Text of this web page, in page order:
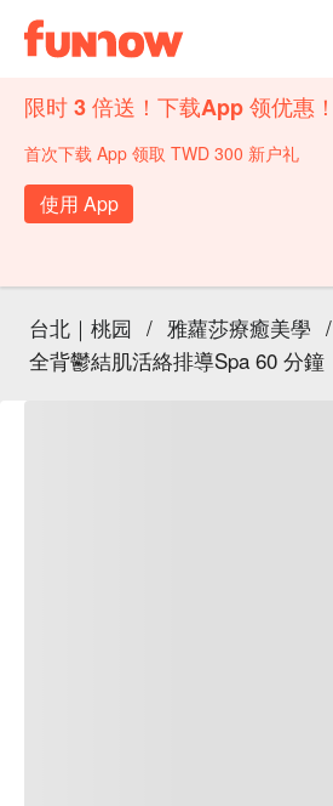
限时 3 倍送！下载App 领优惠！
首次下载 App 领取 TWD 300 新户礼
使用 App
台北｜桃园 / 雅蘿莎療癒美學 /
全背鬱結肌活絡排導Spa 60 分鐘